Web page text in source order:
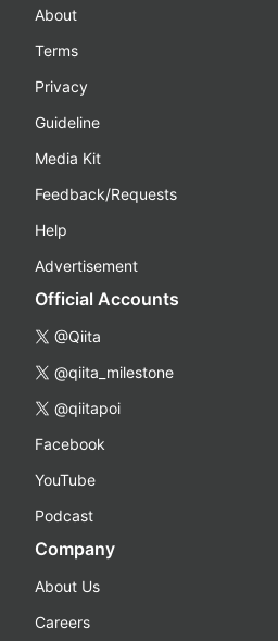
About
Terms
Privacy
Guideline
Media Kit
Feedback/Requests
Help
Advertisement
Official Accounts
@Qiita
@qiita_milestone
@qiitapoi
Facebook
YouTube
Podcast
Company
About Us
Careers